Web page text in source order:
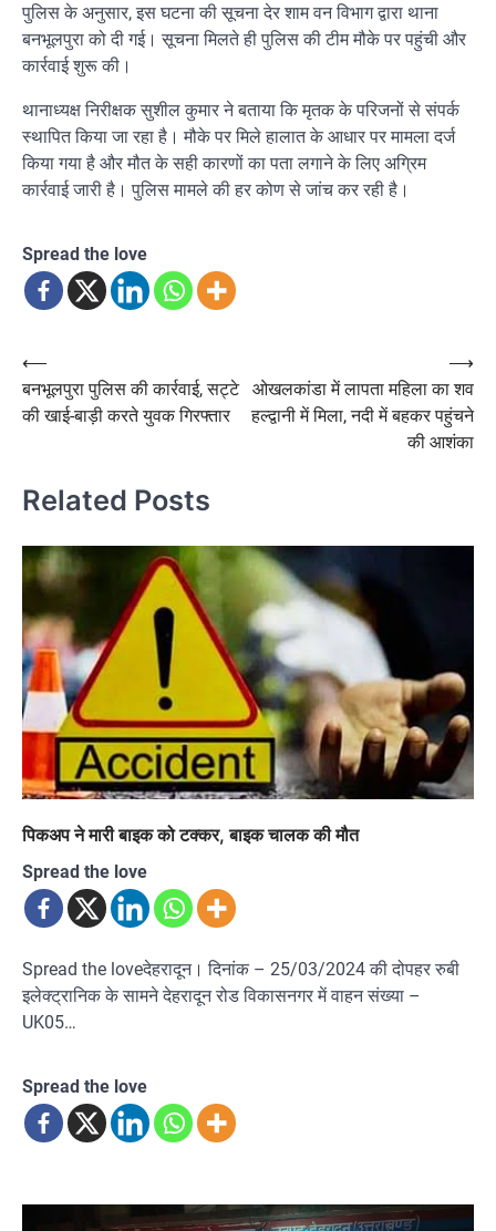
पुलिस के अनुसार, इस घटना की सूचना देर शाम वन विभाग द्वारा थाना
बनभूलपुरा को दी गई। सूचना मिलते ही पुलिस की टीम मौके पर पहुंची और
कार्रवाई शुरू की।
थानाध्यक्ष निरीक्षक सुशील कुमार ने बताया कि मृतक के परिजनों से संपर्क
स्थापित किया जा रहा है। मौके पर मिले हालात के आधार पर मामला दर्ज
किया गया है और मौत के सही कारणों का पता लगाने के लिए अग्रिम
कार्रवाई जारी है। पुलिस मामले की हर कोण से जांच कर रही है।
Spread the love
Post
navigation
⟵
बनभूलपुरा पुलिस की कार्रवाई, सट्टे
की खाई-बाड़ी करते युवक गिरफ्तार
ओखलकांडा में लापता महिला का शव
हल्द्वानी में मिला, नदी में बहकर पहुंचने
की आशंका
⟶
Related Posts
पिकअप ने मारी बाइक को टक्कर, बाइक चालक की मौत
Spread the love
Spread the loveदेहरादून। दिनांक – 25/03/2024 की दोपहर रुबी
इलेक्ट्रानिक के सामने देहरादून रोड विकासनगर में वाहन संख्या –
UK05…
Spread the love